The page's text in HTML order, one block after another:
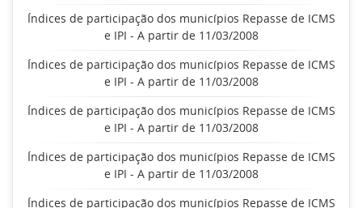
Índices de participação dos municípios Repasse de ICMS
e IPI - A partir de 11/03/2008
Índices de participação dos municípios Repasse de ICMS
e IPI - A partir de 11/03/2008
Índices de participação dos municípios Repasse de ICMS
e IPI - A partir de 11/03/2008
Índices de participação dos municípios Repasse de ICMS
e IPI - A partir de 11/03/2008
Índices de participação dos municípios Repasse de ICMS